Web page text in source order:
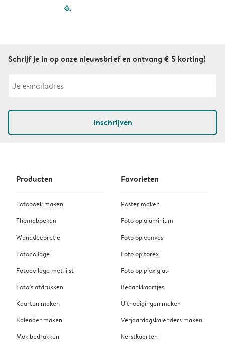
filled-pagination
Schrijf je in op onze nieuwsbrief en ontvang € 5 korting!
Inschrijven
Producten
Fotoboek maken
Themaboeken
Wanddecoratie
Fotocollage
Fotocollage met lijst
Foto’s afdrukken
Kaarten maken
Kalender maken
Mok bedrukken
Favorieten
Poster maken
Foto op aluminium
Foto op canvas
Foto op forex
Foto op plexiglas
Bedankkaartjes
Uitnodigingen maken
Verjaardagskalenders maken
Kerstkaarten